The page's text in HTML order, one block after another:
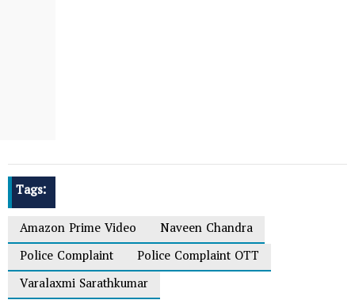
Tags:
Amazon Prime Video
Naveen Chandra
Police Complaint
Police Complaint OTT
Varalaxmi Sarathkumar